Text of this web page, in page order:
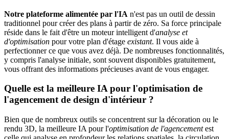
Notre plateforme alimentée par l'IA n'est pas un outil de dessin
traditionnel pour créer des plans à partir de zéro. Sa force principale
réside dans le fait d'être un moteur intelligent d'analyse et
d'optimisation pour votre plan d'étage existant. Il vous aide à
perfectionner ce que vous avez déjà. De nombreuses fonctionnalités,
y compris l'analyse initiale, sont souvent disponibles gratuitement,
vous offrant des informations précieuses avant de vous engager.
Quelle est la meilleure IA pour l'optimisation de
l'agencement de design d'intérieur ?
Bien que de nombreux outils se concentrent sur la décoration ou le
rendu 3D, la meilleure IA pour l'optimisation de l'agencementest